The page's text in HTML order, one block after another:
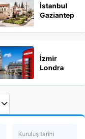
İstanbul
Gaziantep
İzmir
Londra
Kuruluş tarihi